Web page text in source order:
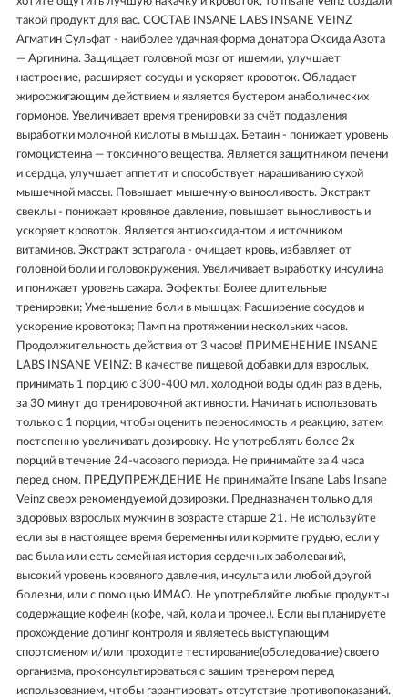
такой продукт для вас. СОСТАВ INSANE LABS INSANE VEINZ
Агматин Сульфат - наиболее удачная форма донатора Оксида Азота
— Аргинина. Защищает головной мозг от ишемии, улучшает
настроение, расширяет сосуды и ускоряет кровоток. Обладает
жиросжигающим действием и является бустером анаболических
гормонов. Увеличивает время тренировки за счёт подавления
выработки молочной кислоты в мышцах. Бетаин - понижает уровень
гомоцистеина — токсичного вещества. Является защитником печени
и сердца, улучшает аппетит и способствует наращиванию сухой
мышечной массы. Повышает мышечную выносливость. Экстракт
свеклы - понижает кровяное давление, повышает выносливость и
ускоряет кровоток. Является антиоксидантом и источником
витаминов. Экстракт эстрагола - очищает кровь, избавляет от
головной боли и головокружения. Увеличивает выработку инсулина
и понижает уровень сахара. Эффекты: Более длительные
тренировки; Уменьшение боли в мышцах; Расширение сосудов и
ускорение кровотока; Памп на протяжении нескольких часов.
Продолжительность действия от 3 часов! ПРИМЕНЕНИЕ INSANE
LABS INSANE VEINZ: В качестве пищевой добавки для взрослых,
принимать 1 порцию с 300-400 мл. холодной воды один раз в день,
за 30 минут до тренировочной активности. Начинать использовать
только с 1 порции, чтобы оценить переносимость и реакцию, затем
постепенно увеличивать дозировку. Не употреблять более 2х
порций в течение 24-часового периода. Не принимайте за 4 часа
перед сном. ПРЕДУПРЕЖДЕНИЕ Не принимайте Insane Labs Insane
Veinz сверх рекомендуемой дозировки. Предназначен только для
здоровых взрослых мужчин в возрасте старше 21. Не используйте
если вы в настоящее время беременны или кормите грудью, если у
вас была или есть семейная история сердечных заболеваний,
высокий уровень кровяного давления, инсульта или любой другой
болезни, или с помощью ИМАО. Не употребляйте любые продукты
содержащие кофеин (кофе, чай, кола и прочее.). Если вы планируете
прохождение допинг контроля и являетесь выступающим
спортсменом и/или проходите тестирование(обследование) своего
организма, проконсультироваться с вашим тренером перед
использованием, чтобы гарантировать отсутствие противопоказаний.